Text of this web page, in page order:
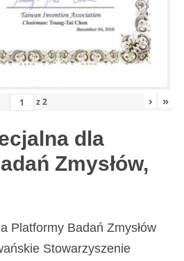
z2 › »
dla
Zmysłów,
Platformy Badań Zmysłów
Stowarzyszenie